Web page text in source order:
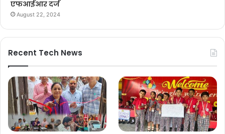
एफआईआर दर्ज
August 22, 2024
Recent Tech News